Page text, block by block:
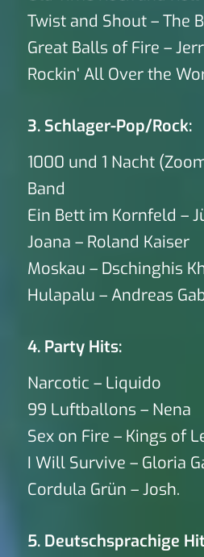
Twist and Shout – The
Great Balls of Fire –
Rockin‘ All Over the
3. Schlager-Pop/Rock:
1000 und 1 Nacht
Band
Ein Bett im Kornfeld –
Joana – Roland Kaiser
Moskau – Dschinghis
Hulapalu – Andreas
4. Party Hits:
Narcotic – Liquido
99 Luftballons – Nena
Sex on Fire – Kings of
I Will Survive – Gloria
Cordula Grün – Josh.
5. Deutschsprachige